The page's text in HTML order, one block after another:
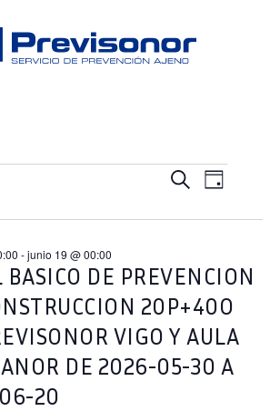
DE
Y
VISTAS
Buscar
DE
Día
DE PREVENCION
20P+40O
VIGO Y AULA
DE 2026-05-30 A
20
-junio 19 @ 00:00